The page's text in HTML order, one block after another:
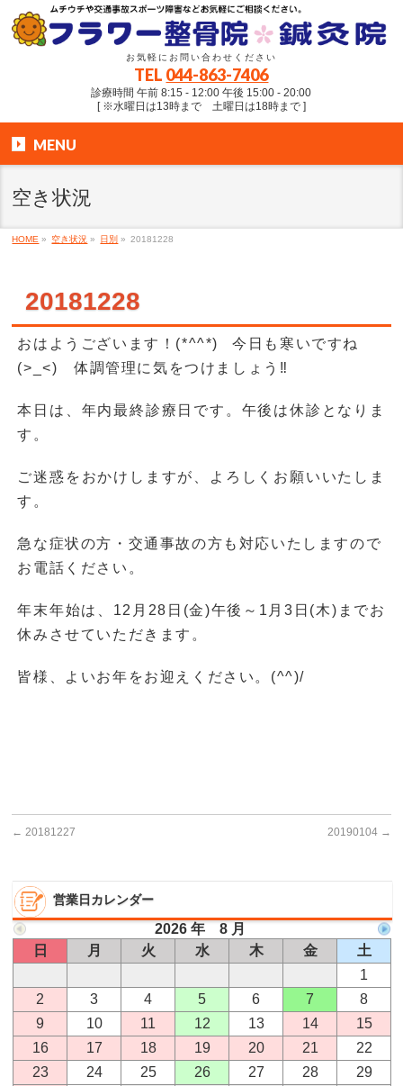
お気軽にお問い合わせください
TEL 044-863-7406
診療時間 午前 8:15 - 12:00 午後 15:00 - 20:00
[ ※水曜日は13時まで 土曜日は18時まで ]
MENU
空き状況
HOME » 空き状況 » 日別 » 20181228
20181228
おはようございます！(*^^*) 今日も寒いですね
(>_<) 体調管理に気をつけましょう‼
本日は、年内最終診療日です。午後は休診となりま
す。
ご迷惑をおかけしますが、よろしくお願いいたしま
す。
急な症状の方・交通事故の方も対応いたしますので
お電話ください。
年末年始は、12月28日(金)午後～1月3日(木)までお
休みさせていただきます。
皆様、よいお年をお迎えください。(^^)/
← 20181227 20190104 →
営業日カレンダー
2026 年 8 月
日
月 火 水 木 金
土
1
2
3 4 5 6 7
8
9
10 11 12 13 14
15
16
17 18 19 20 21
22
23
24 25 26 27 28
29